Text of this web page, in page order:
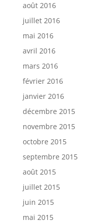
août 2016
juillet 2016
mai 2016
avril 2016
mars 2016
février 2016
janvier 2016
décembre 2015
novembre 2015
octobre 2015
septembre 2015
août 2015
juillet 2015
juin 2015
mai 2015